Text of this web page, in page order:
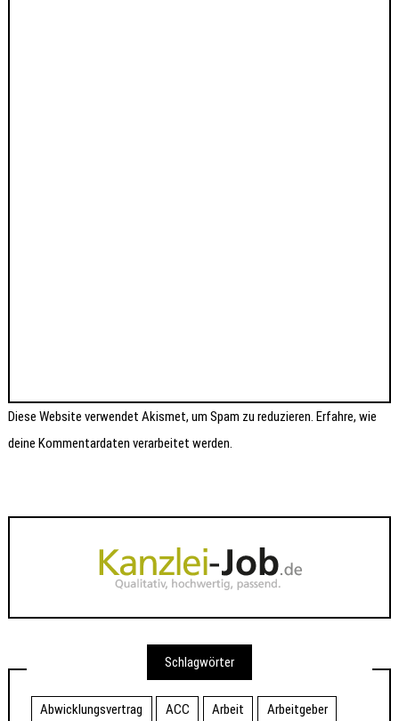
Diese Website verwendet Akismet, um Spam zu reduzieren.Erfahre, wie
deine Kommentardaten verarbeitet werden.
Schlagwörter
Abwicklungsvertrag ACC Arbeit
Arbeitgeber